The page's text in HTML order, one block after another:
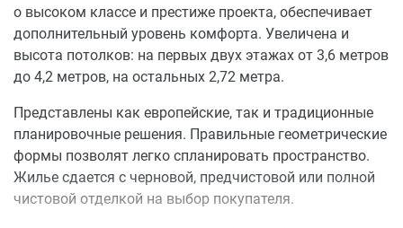
о высоком классе и престиже проекта, обеспечивает
дополнительный уровень комфорта. Увеличена и
высота потолков: на первых двух этажах от 3,6 метров
до 4,2 метров, на остальных 2,72 метра.
Представлены как европейские, так и традиционные
планировочные решения. Правильные геометрические
формы позволят легко спланировать пространство.
Жилье сдается с черновой, предчистовой или полной
чистовой отделкой на выбор покупателя.